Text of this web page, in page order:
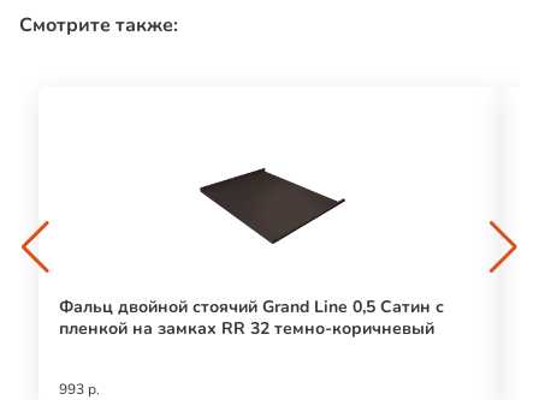
Смотрите также:
Фальц двойной стоячий Grand Line 0,5 Сатин с
пленкой на замках RR 32 темно-коричневый
993 р.